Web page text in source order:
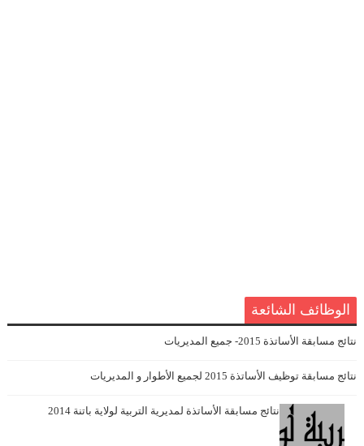
الوظائف الشائعة
نتائج مسابقة الأساتذة 2015- جميع المديريات
نتائج مسابقة توظيف الأساتذة 2015 لجميع الأطوار و المديريات
نتائج مسابقة الأساتذة لمديرية التربية لولاية باتنة 2014